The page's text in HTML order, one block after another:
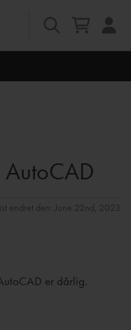
AutoCAD
endret den: June 22nd, 2023
er dårlig.